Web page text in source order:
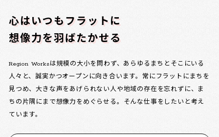
心はいつもフラットに
想像力を羽ばたかせる
Region Worksは規模の大小を問わず、あらゆるまちとそこにいる
人々と、誠実かつオープンに向き合います。常にフラットにまちを
見つめ、大きな声をあげられない人や地域の存在を忘れずに、ま
ちの片隅にまで想像力をめぐらせる。そんな仕事をしたいと考え
ています。